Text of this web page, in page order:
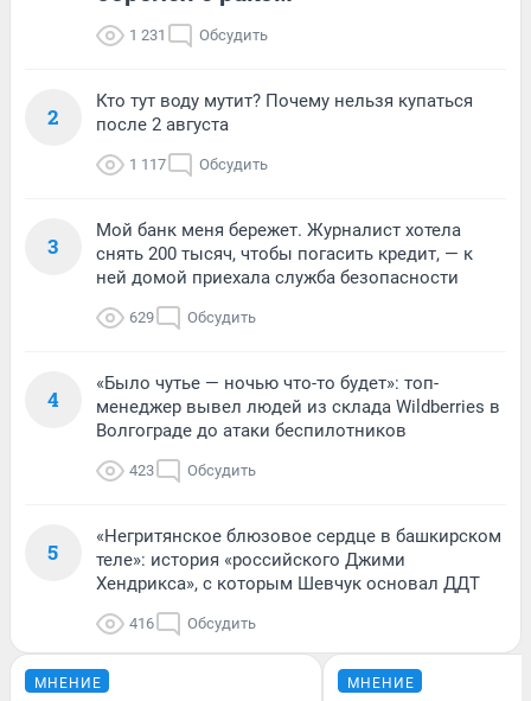
1 231 Обсудить
2
Кто тут воду мутит? Почему нельзя купаться
после 2 августа
1 117 Обсудить
3
Мой банк меня бережет. Журналист хотела
снять 200 тысяч, чтобы погасить кредит, — к
ней домой приехала служба безопасности
629 Обсудить
4
«Было чутье — ночью что-то будет»: топ-
менеджер вывел людей из склада Wildberries в
Волгограде до атаки беспилотников
423 Обсудить
5
«Негритянское блюзовое сердце в башкирском
теле»: история «российского Джими
Хендрикса», с которым Шевчук основал ДДТ
416 Обсудить
МНЕНИЕ МНЕНИЕ